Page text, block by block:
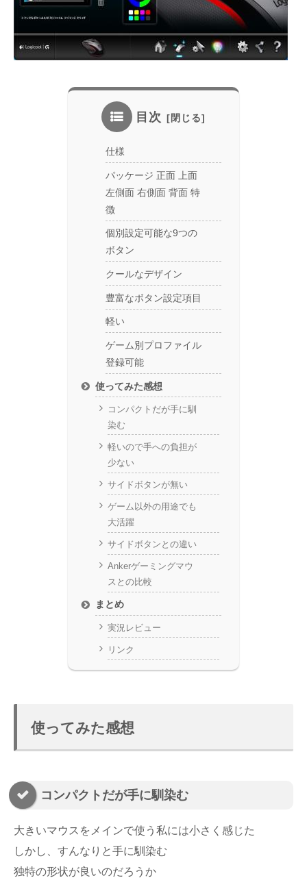
目次
仕様
パッケージ 正面 上面
左側面 右側面 背面 特
徴
個別設定可能な9つの
ボタン
クールなデザイン
豊富なボタン設定項目
軽い
ゲーム別プロファイル
登録可能
使ってみた感想
コンパクトだが手に馴
染む
軽いので手への負担が
少ない
サイドボタンが無い
ゲーム以外の用途でも
大活躍
サイドボタンとの違い
Ankerゲーミングマウ
スとの比較
まとめ
実況レビュー
リンク
使ってみた感想
コンパクトだが手に馴染む
大きいマウスをメインで使う私には小さく感じた
しかし、すんなりと手に馴染む
独特の形状が良いのだろうか